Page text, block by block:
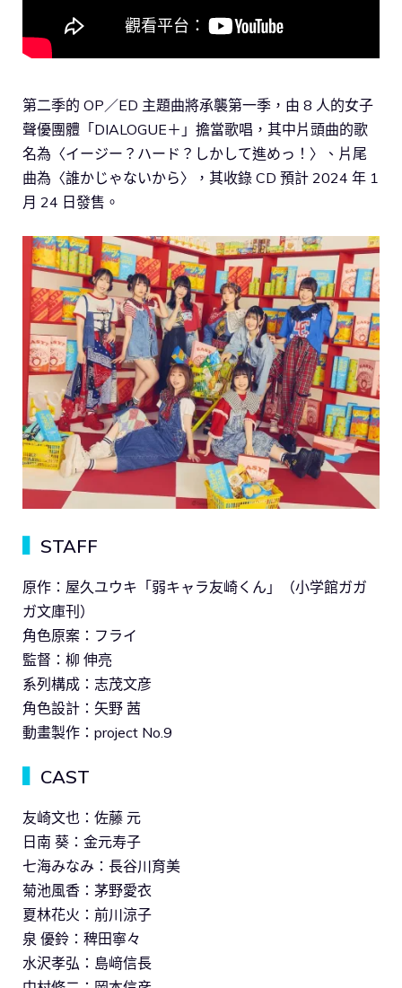
第二季的 OP／ED 主題曲將承襲第一季，由 8 人的女子
聲優團體「DIALOGUE＋」擔當歌唱，其中片頭曲的歌
名為〈イージー？ハード？しかして進めっ！〉、片尾
曲為〈誰かじゃないから〉，其收錄 CD 預計 2024 年 1
月 24 日發售。
STAFF
原作：屋久ユウキ「弱キャラ友崎くん」（小学館ガガ
ガ文庫刊）
角色原案：フライ
監督：柳 伸亮
系列構成：志茂文彦
角色設計：矢野 茜
動畫製作：project No.9
CAST
友崎文也：佐藤 元
日南 葵：金元寿子
七海みなみ：長谷川育美
菊池風香：茅野愛衣
夏林花火：前川涼子
泉 優鈴：稗田寧々
水沢孝弘：島﨑信長